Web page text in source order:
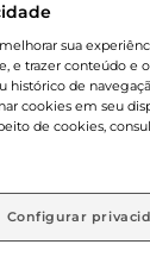
a compra de
ter sua
ofertas e
durante o
prévia
para
e condições
, podendo sofrer
para as
sua
e trazer conteúdo e
histórico de
cookies em seu
de cookies,
Configurar